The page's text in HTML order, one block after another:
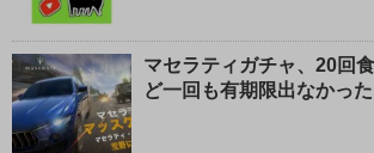
マセラティガチャ、20回
ど一回も有期限出なかった